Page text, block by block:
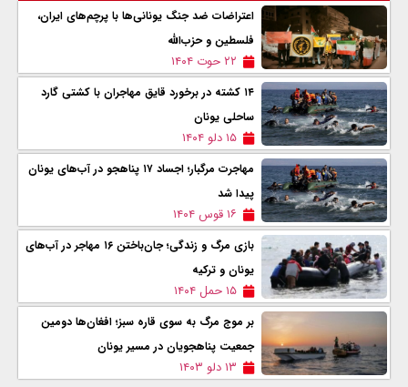
اعتراضات ضد جنگ یونانی‌ها با پرچم‌های ایران،
فلسطین و حزب‌الله
۲۲ حوت ۱۴۰۴
۱۴ کشته در برخورد قایق مهاجران با کشتی گارد
ساحلی یونان
۱۵ دلو ۱۴۰۴
مهاجرت مرگبار؛ اجساد ۱۷ پناهجو در آب‌های یونان
پیدا شد
۱۶ قوس ۱۴۰۴
بازی مرگ و زندگی؛ جان‌باختن ۱۶ مهاجر در آب‌های
یونان و ترکیه
۱۵ حمل ۱۴۰۴
بر موج مرگ به سوی قاره سبز؛ افغان‌ها دومین
جمعیت پناهجویان در مسیر یونان
۱۳ دلو ۱۴۰۳